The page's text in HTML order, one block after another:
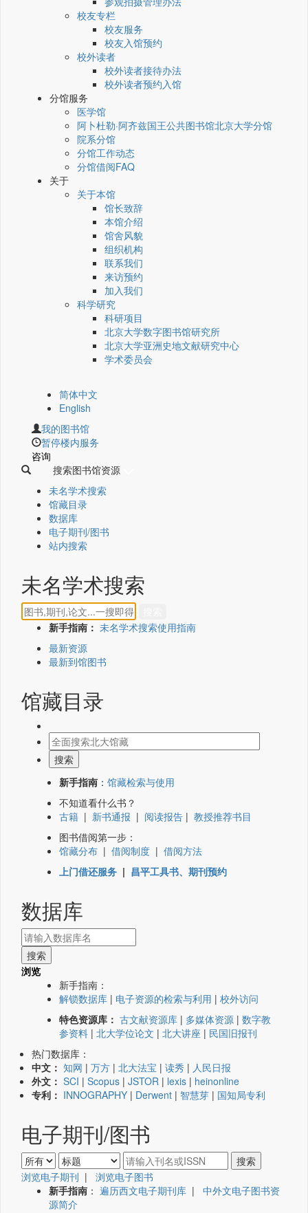
校友专栏
校友服务
校友入馆预约
校外读者
校外读者接待办法
校外读者预约入馆
分馆服务
医学馆
阿卜杜勒·阿齐兹国王公共图书馆北京大学分馆
院系分馆
分馆工作动态
分馆借阅FAQ
关于
关于本馆
馆长致辞
本馆介绍
馆舍风貌
组织机构
联系我们
来访预约
加入我们
科学研究
科研项目
北京大学数字图书馆研究所
北京大学亚洲史地文献研究中心
学术委员会
简体中文
English
我的图书馆
暂停楼内服务
咨询
搜索图书馆资源
未名学术搜索
馆藏目录
数据库
电子期刊/图书
站内搜索
未名学术搜索
新手指南： 未名学术搜索使用指南
最新资源
最新到馆图书
馆藏目录
新手指南 ： 馆藏检索与使用
不知道看什么书？
古籍 | 新书通报 | 阅读报告 | 教授推荐书目
图书借阅第一步：
馆藏分布 | 借阅制度 | 借阅方法
上门借还服务 | 昌平工具书、期刊预约
数据库
浏览
新手指南：
解锁数据库 | 电子资源的检索与利用 | 校外访问
特色资源库： 古文献资源库 | 多媒体资源 | 数字教
参资料 | 北大学位论文 | 北大讲座 | 民国旧报刊
热门数据库：
中文： 知网 | 万方 | 北大法宝 | 读秀 | 人民日报
外文： SCI | Scopus | JSTOR | lexis | heinonline
专利： INNOGRAPHY | Derwent | 智慧芽 | 国知局专利
电子期刊/图书
浏览电子期刊 | 浏览电子图书
新手指南 ： 遍历西文电子期刊库 | 中外文电子图书资
源简介